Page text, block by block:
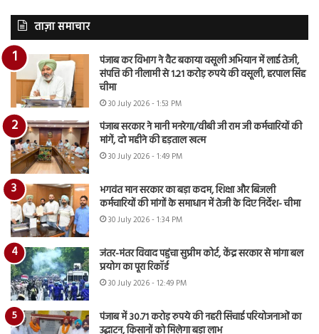
ताज़ा समाचार
पंजाब कर विभाग ने वैट बकाया वसूली अभियान में लाई तेजी,
संपत्ति की नीलामी से 1.21 करोड़ रुपये की वसूली, हरपाल सिंह
चीमा
30 July 2026 - 1:53 PM
पंजाब सरकार ने मानी मनरेगा/वीबी जी राम जी कर्मचारियों की
मांगें, दो महीने की हड़ताल खत्म
30 July 2026 - 1:49 PM
भगवंत मान सरकार का बड़ा कदम, शिक्षा और बिजली
कर्मचारियों की मांगों के समाधान में तेजी के दिए निर्देश- चीमा
30 July 2026 - 1:34 PM
जंतर-मंतर विवाद पहुंचा सुप्रीम कोर्ट, केंद्र सरकार से मांगा बल
प्रयोग का पूरा रिकॉर्ड
30 July 2026 - 12:49 PM
पंजाब में 30.71 करोड़ रुपये की नहरी सिंचाई परियोजनाओं का